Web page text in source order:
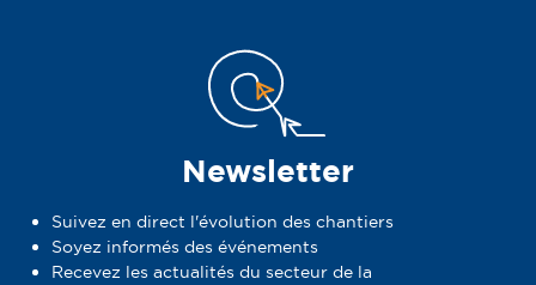
Newsletter
Suivez en direct l'évolution des chantiers
Soyez informés des événements
Recevez les actualités du secteur de la